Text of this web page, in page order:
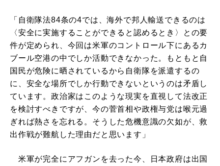
「自衛隊法84条の4では、海外で邦人輸送できるのは
〈安全に実施することができると認めるとき〉との要
件が定められ、今回は米軍のコントロール下にあるカ
ブール空港の中でしか活動できなかった。もともと自
国民が危険に晒されているから自衛隊を派遣するの
に、安全な場所でしか行動できないというのは矛盾し
ています。政治家はこのような現実を直視して法改正
を検討すべきですが、今の菅首相や政権与党は喉元過
ぎれば熱さを忘れる。そうした危機意識の欠如が、救
出作戦が難航した理由だと思います」
米軍が完全にアフガンを去った今、日本政府は出国